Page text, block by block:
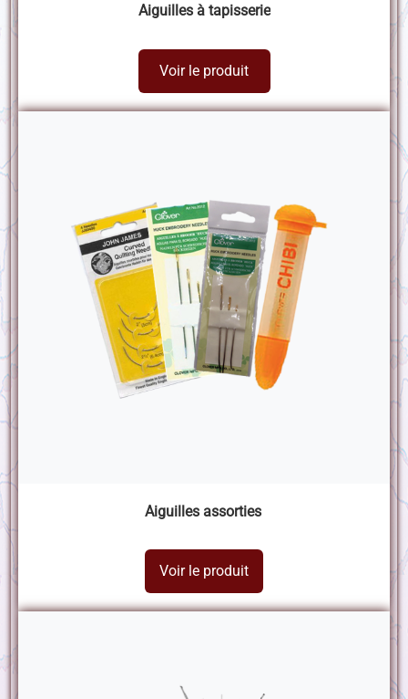
Aiguilles à tapisserie
Voir le produit
Aiguilles assorties
Voir le produit